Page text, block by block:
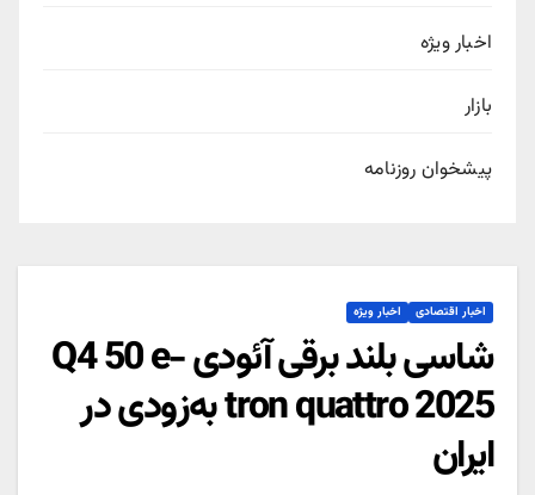
اخبار ویژه
بازار
پیشخوان روزنامه
اخبار اقتصادی اخبار ویژه
شاسی بلند برقی آئودی Q4 50 e-
tron quattro 2025 به‌زودی در
ایران